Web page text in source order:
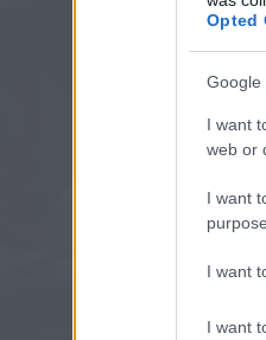
Opted
Google
I want
web or
I want
I want
I want